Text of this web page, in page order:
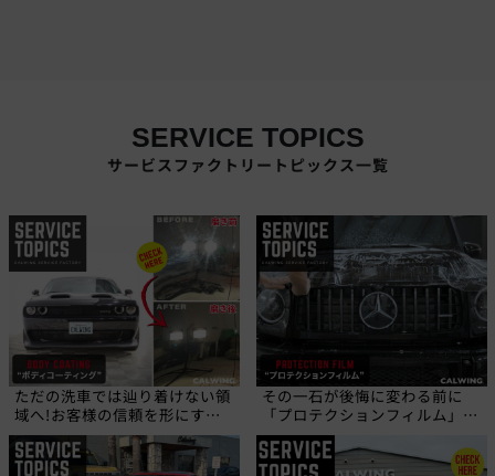
SERVICE TOPICS
サービスファクトリートピックス一覧
ただの洗車では辿り着けない領
域へ!お客様の信頼を形にす
る、職人の技!
その一石が後悔に変わる前に
「プロテクションフィルム」と
いう選択を!